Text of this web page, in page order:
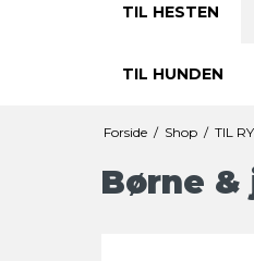
TIL HESTEN
TIL HUNDEN
Forside / Shop / TIL
Børne